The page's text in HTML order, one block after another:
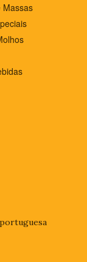
Massas